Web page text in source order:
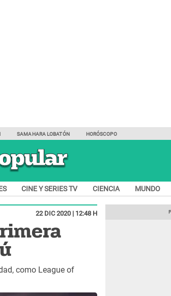
SAMAHARA LOBATÓN HORÓSCOPO
CINE Y SERIES TV CIENCIA MUNDO
22 DIC 2020 | 12:48 H
como League of